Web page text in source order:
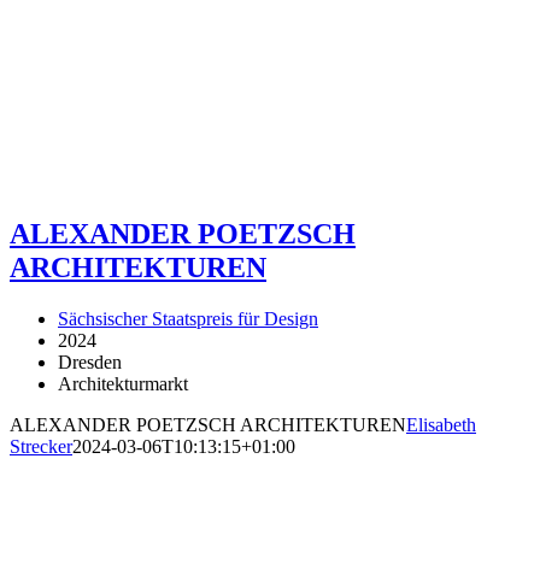
ALEXANDER POETZSCH
ARCHITEKTUREN
Sächsischer Staatspreis für Design
2024
Dresden
Architekturmarkt
ALEXANDER POETZSCH ARCHITEKTURENElisabeth
Strecker2024-03-06T10:13:15+01:00